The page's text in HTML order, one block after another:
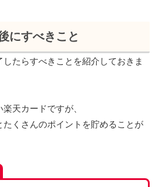
にすべきこと
たらすべきことを紹介しておきま
天カードですが、
たくさんのポイントを貯めることが